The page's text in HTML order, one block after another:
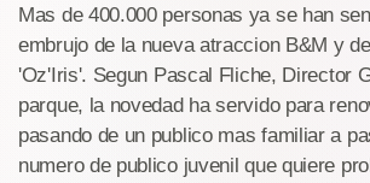
Mas de 400.000 personas ya se han
embrujo de la nueva atraccion B&M y
'Oz'Iris'. Segun Pascal Fliche, Director
parque, la novedad ha servido para
pasando de un publico mas familiar a
numero de publico juvenil que quiere